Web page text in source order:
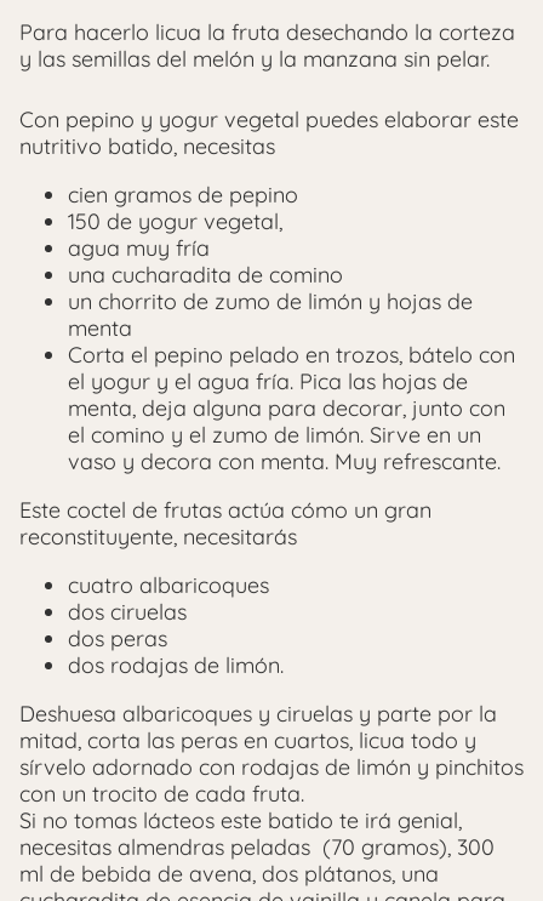
Para hacerlo licua la fruta desechando la corteza
y las semillas del melón y la manzana sin pelar.
Con pepino y yogur vegetal puedes elaborar este
nutritivo batido, necesitas
cien gramos de pepino
150 de yogur vegetal,
agua muy fría
una cucharadita de comino
un chorrito de zumo de limón y hojas de
menta
Corta el pepino pelado en trozos, bátelo con
el yogur y el agua fría. Pica las hojas de
menta, deja alguna para decorar, junto con
el comino y el zumo de limón. Sirve en un
vaso y decora con menta. Muy refrescante.
Este coctel de frutas actúa cómo un gran
reconstituyente, necesitarás
cuatro albaricoques
dos ciruelas
dos peras
dos rodajas de limón.
Deshuesa albaricoques y ciruelas y parte por la
mitad, corta las peras en cuartos, licua todo y
sírvelo adornado con rodajas de limón y pinchitos
con un trocito de cada fruta.
Si no tomas lácteos este batido te irá genial,
necesitas almendras peladas (70 gramos), 300
ml de bebida de avena, dos plátanos, una